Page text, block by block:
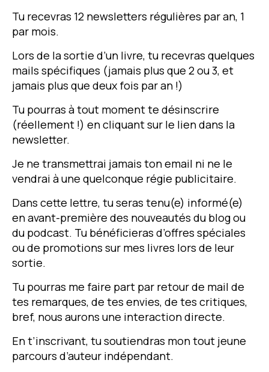
Tu recevras 12 newsletters régulières par an, 1
par mois.
Lors de la sortie d’un livre, tu recevras quelques
mails spécifiques (jamais plus que 2 ou 3, et
jamais plus que deux fois par an !)
Tu pourras à tout moment te désinscrire
(réellement !) en cliquant sur le lien dans la
newsletter.
Je ne transmettrai jamais ton email ni ne le
vendrai à une quelconque régie publicitaire.
Dans cette lettre, tu seras tenu(e) informé(e)
en avant-première des nouveautés du blog ou
du podcast. Tu bénéficieras d’offres spéciales
ou de promotions sur mes livres lors de leur
sortie.
Tu pourras me faire part par retour de mail de
tes remarques, de tes envies, de tes critiques,
bref, nous aurons une interaction directe.
En t’inscrivant, tu soutiendras mon tout jeune
parcours d’auteur indépendant.